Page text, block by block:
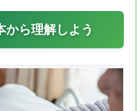
から理解しよう